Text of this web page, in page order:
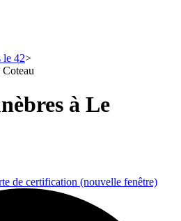
le 42
à Le
de certification (nouvelle fenêtre)